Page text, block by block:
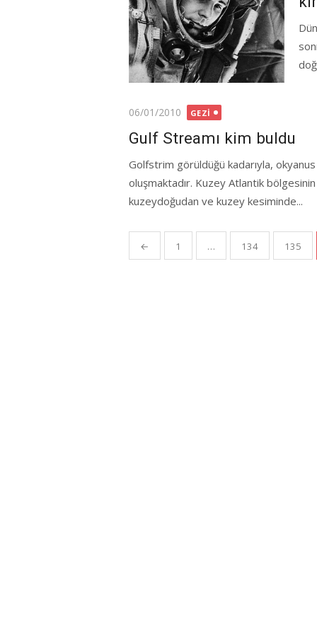
Posted
06/01/2010 GEZI
Gulf Streamı kim buldu
Golfstrim görüldüğü kadarıyla, okyanus
oluşmaktadır. Kuzey Atlantik
kuzeydoğudan ve kuzey kesiminde...
Yazı
gezinmesi
← 1 … 134 135